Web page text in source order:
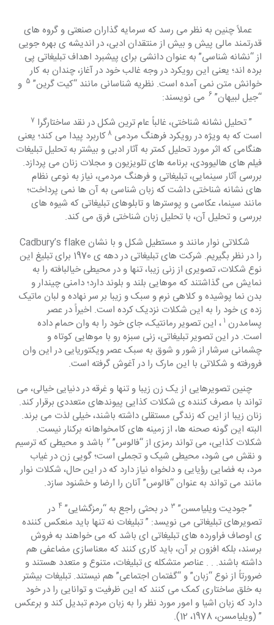
عملاً چنین به نظر می رسد که سرمایه گذاران صنعتی و گروه های
قدرتمند مالی پیش و بیش از منتقدان ادبی، در اندیشه ی بهره جویی
از “نشانه شناسی” به عنوان دانشی برای پیشبرد اهداف تبلیغاتی پی
برده اند؛ یعنی این رویکرد در وجه غالب خود در آغاز، چندان به کار
خوانش متن نمی آمده است. نظریه شناسانی مانند “کیت گرین” 5 و
“جیل لبیهان” 6 می نویسند:
” تحلیل نشانه شناختی، غالباً عام ترین شکل در نقد ساختارگرا 7
است که به ویژه در رویکرد فرهنگ مردمی 8 کاربرد پیدا می کند؛ یعنی
هنگامی که اثر مورد تحلیل کمتر به آثار ادبی و بیشتر به تحلیل تبلیغات
فیلم های هالیوودی، برنامه های تلویزیون و مجلات زنان می پردازد.
بررسی آثار سینمایی، تبلیغاتی و فرهنگ مردمی، نیاز به نوعی نظام
های نشانه شناختی داشت که زبان شناسی به آن ها نمی پرداخت؛
مانند سینما، عکاسی و پوسترها و تابلوهای تبلیغاتی که شیوه های
بررسی و تحلیل آن، با تحلیل زبان شناختی فرق می کند.
را در نظر بگیریم. شرکت های تبلیغاتی در دهه ی 1970 برای تبلیغ این
نوع شکلات، تصویری از زنی زیبا، تنها و در محیطی خیالبافته را به
نمایش می گذاشتند که موهایی بلند و بلوند دارد؛ دامنی چیندار و
بدن نما پوشیده و کلاهی نرم و سبک و زیبا بر سر نهاده و لبان ماتیک
زده ی خود را به این شکلات نزدیک کرده است. اخیراً در عصر
پسامدرن 1 ، این تصویر رمانتیک، جای خود را به وان حمام داده
است. در این تصویر تبلیغاتی، زنی سبزه رو با موهایی کوتاه و
چشمانی سرشار از شور و شوق به سبک عصر ویکتوریایی در این وان
فرورفته و شکلاتی با این مارک را در آغوش گرفته است.
چنین تصویرهایی از یک زن زیبا و تنها و غرقه در دنیایی خیالی، می
تواند با مصرف کننده ی شکلات کذایی پیوندهای متعددی برقرار کند.
زنان زیبا از این که زندگی مستقلی داشته باشند، خیلی لذت می برند.
البته این گونه صحنه ها، از زمینه های کامخواهانه برکنار نیست.
شکلات کذایی، می تواند رمزی از “فالوس” 2 باشد و محیطی که ترسیم
و نقش می شود، محیطی شیک و تجملی است؛ گویی زن در غیاب
مرد، به فضایی رؤیایی و دلخواه نیاز دارد که در این حال، شکلات نوار
مانند می تواند به عنوان “فالوس” آنان را ارضا و خشنود سازد.
” جودیت ویلیامسن” 3 در بحثی راجع به “رمزگشایی” 4 در
تصویرهای تبلیغاتی می نویسد: ” تبلیغات نه تنها باید منعکس کننده
ی اوصاف فراورده های تبلیغاتی ای باشد که می خواهند به فروش
برسند، بلکه افزون بر آن، باید کاری کنند که معناسازی مضاعفی هم
داشته باشند. . . عناصر متشکله ی تبلیغات، متنوع و متعدد هستند و
ضرورتاً از نوع “زبان” و “گفتمان اجتماعی” هم نیستند. تبلیغات بیشتر
به خلق ساختاری کمک می کنند که این ظرفیت و توانایی را در خود
دارد که زبان اشیا و امور مورد نظر را به زبان مردم تبدیل کند و برعکس
” (ویلیامسن، 1978، 12).